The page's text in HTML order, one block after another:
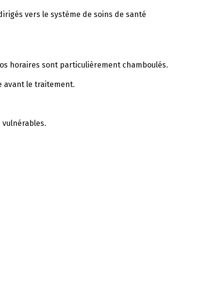
vers le système de soins de santé
horaires sont particulièrement chamboulés.
avant le traitement.
vulnérables.